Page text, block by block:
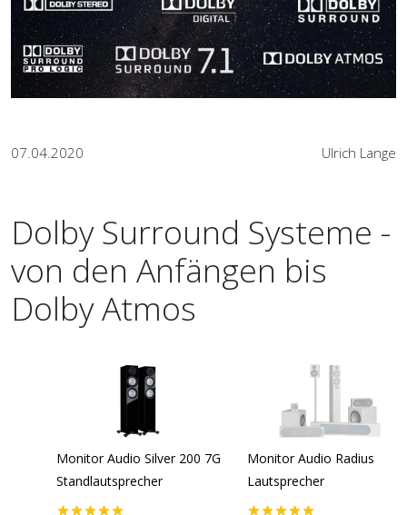
07.04.2020 Ulrich Lange
Dolby Surround Systeme -
von den Anfängen bis
Dolby Atmos
Monitor Audio Silver 200 7G
Standlautsprecher
Monitor Audio Radius
Lautsprecher